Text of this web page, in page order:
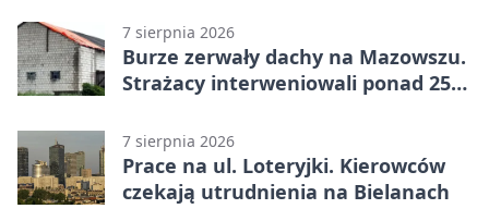
7 sierpnia 2026
Burze zerwały dachy na Mazowszu.
Strażacy interweniowali ponad 250
7 sierpnia 2026
Prace na ul. Loteryjki. Kierowców
czekają utrudnienia na Bielanach